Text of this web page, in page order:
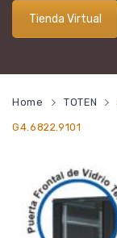
Tienda Virtual
Home TOTEN
G4.6822.9101